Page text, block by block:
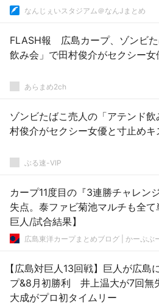
なんじぇいスタジアム＠なんJまとめ
FLASH報 広島カープ、ゾンビ
飲み会」で田村俊介がセクシー女
あらまめ2ch
ゾンビたばこ売人の「アテンド
村俊介がセクシー女優と寸止めキ
ぶる速-VIP
カープ11度目の『3連勝チャレン
失点。泰ファビ菊池マルチも全
巨人/試合結果】
広島東洋カープまとめブログ | かーぷぶ
【広島対巨人13回戦】巨人が広島
プ&8月初勝利 井上温大が7回
大成がプロ初タイムリー